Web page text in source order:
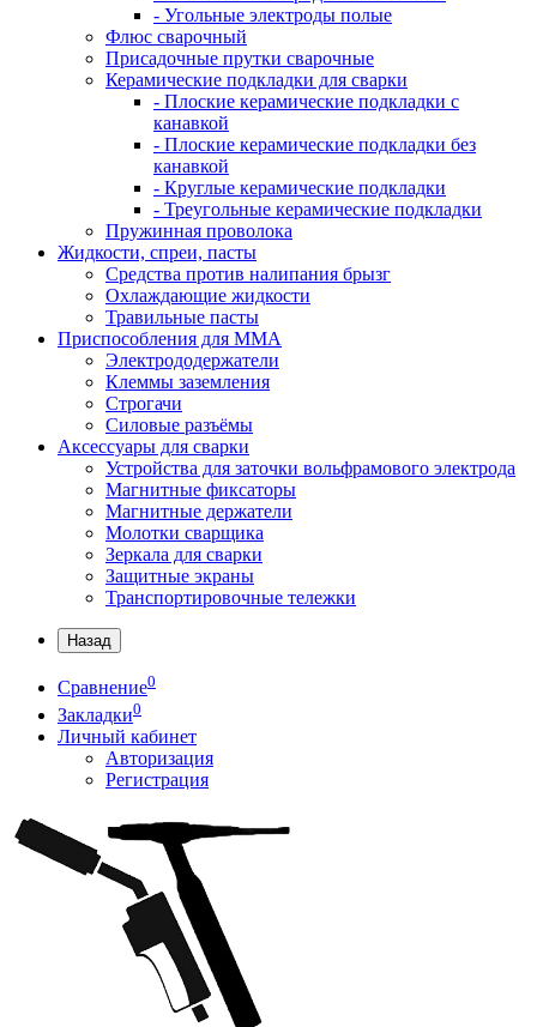
- Угольные электроды полые
Флюс сварочный
Присадочные прутки сварочные
Керамические подкладки для сварки
- Плоские керамические подкладки с
канавкой
- Плоские керамические подкладки без
канавкой
- Круглые керамические подкладки
- Треугольные керамические подкладки
Пружинная проволока
Жидкости, спреи, пасты
Средства против налипания брызг
Охлаждающие жидкости
Травильные пасты
Приспособления для ММА
Электрододержатели
Клеммы заземления
Строгачи
Силовые разъёмы
Аксессуары для сварки
Устройства для заточки вольфрамового электрода
Магнитные фиксаторы
Магнитные держатели
Молотки сварщика
Зеркала для сварки
Защитные экраны
Транспортировочные тележки
Назад
Сравнение0
Закладки0
Личный кабинет
Авторизация
Регистрация